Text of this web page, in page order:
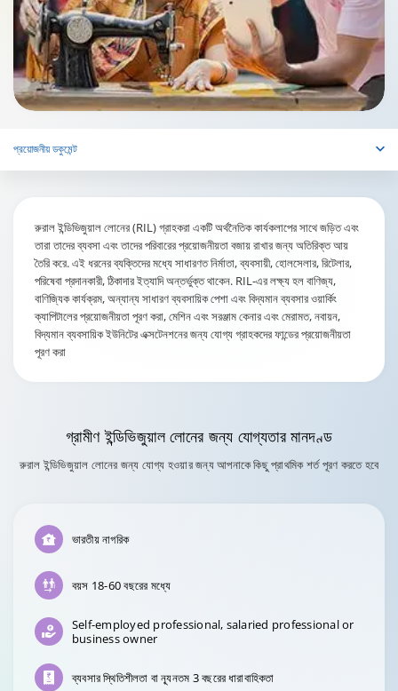
প্রয়োজনীয় ডকুমেন্ট
রুরাল ইন্ডিভিজুয়াল লোনের (RIL) গ্রাহকরা একটি অর্থনৈতিক কার্যকলাপের সাথে জড়িত এবং
তারা তাদের ব্যবসা এবং তাদের পরিবারের প্রয়োজনীয়তা বজায় রাখার জন্য অতিরিক্ত আয়
তৈরি করে. এই ধরনের ব্যক্তিদের মধ্যে সাধারণত নির্মাতা, ব্যবসায়ী, হোলসেলার, রিটেলার,
পরিষেবা প্রদানকারী, ঠিকাদার ইত্যাদি অন্তর্ভুক্ত থাকেন. RIL-এর লক্ষ্য হল বাণিজ্য,
বাণিজ্যিক কার্যক্রম, অন্যান্য সাধারণ ব্যবসায়িক পেশা এবং বিদ্যমান ব্যবসার ওয়ার্কিং
ক্যাপিটালের প্রয়োজনীয়তা পূরণ করা, মেশিন এবং সরঞ্জাম কেনার এবং মেরামত, নবায়ন,
বিদ্যমান ব্যবসায়িক ইউনিটের এক্সটেনশনের জন্য যোগ্য গ্রাহকদের ফান্ডের প্রয়োজনীয়তা
পূরণ করা
গ্রামীণইন্ডিভিজুয়াল লোনেরজন্য যোগ্যতার মানদণ্ড
রুরাল ইন্ডিভিজুয়াল লোনের জন্য যোগ্য হওয়ার জন্য আপনাকে কিছু প্রাথমিক শর্ত পূরণ করতে হবে
ভারতীয় নাগরিক
বয়স 18-60 বছরের মধ্যে
Self-employed professional, salaried professional or
business owner
ব্যবসার স্থিতিশীলতা বা ন্যূনতম 3 বছরের ধারাবাহিকতা